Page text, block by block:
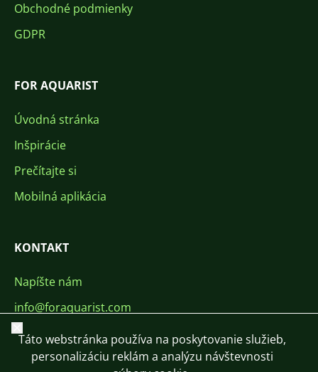
Obchodné podmienky
GDPR
FOR AQUARIST
Úvodná stránka
Inšpirácie
Prečítajte si
Mobilná aplikácia
KONTAKT
Napíšte nám
info@foraquarist.com
+420 603 449 602
Zavrieť
Táto webstránka používa na poskytovanie služieb,
personalizáciu reklám a analýzu návštevnosti